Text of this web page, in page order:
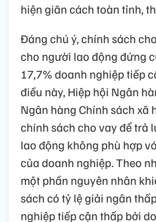
hiện giãn cách toàn tỉnh,
Đáng chú ý, chính sách
cho người lao động đứng
17,7% doanh nghiệp tiếp
điều này, Hiệp hội Ngân
Ngân hàng Chính sách xã
chính sách cho vay để trả
lao động không phù hợp
của doanh nghiệp. Theo
một phần nguyên nhân
sách có tỷ lệ giải ngân
nghiệp tiếp cận thấp bởi